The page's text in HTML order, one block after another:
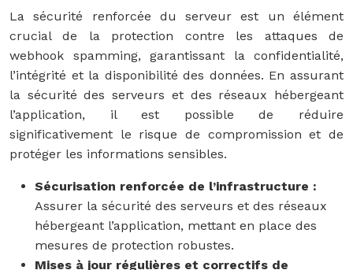
La sécurité renforcée du serveur est un élément
crucial de la protection contre les attaques de
webhook spamming, garantissant la confidentialité,
l’intégrité et la disponibilité des données. En assurant
la sécurité des serveurs et des réseaux hébergeant
l’application, il est possible de réduire
significativement le risque de compromission et de
protéger les informations sensibles.
Sécurisation renforcée de l’infrastructure :
Assurer la sécurité des serveurs et des réseaux
hébergeant l’application, mettant en place des
mesures de protection robustes.
Mises à jour régulières et correctifs de